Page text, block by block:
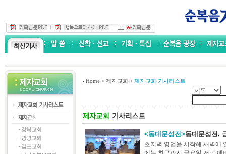
- 강북교회
- 광명교회
- 김포교회
Home > 제자교회 > 제자교회 기사리스트
<동대문성전>동대문성전,
초저녁 영업을 시작해 새벽에